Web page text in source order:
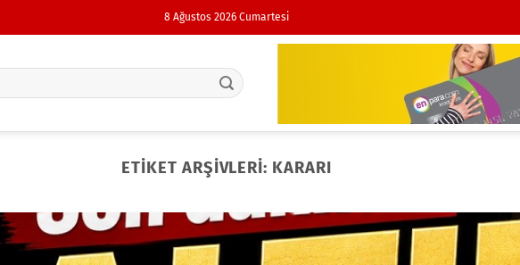
8 Ağustos 2026 Cumartesi
ETIKET ARŞIVLERI: KARARI